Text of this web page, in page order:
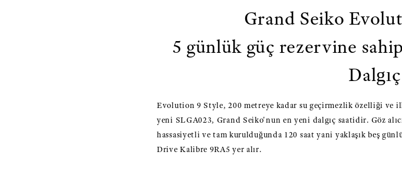
Grand Seiko
5 günlük güç rezervine
Evolution 9 Style, 200 metreye kadar su geçirmezlik özelliği ve
yeni SLGA023, Grand Seiko'nun en yeni dalgıç saatidir. Göz
hassasiyetli ve tam kurulduğunda 120 saat yani yaklaşık beş
Drive Kalibre 9RA5 yer alır.